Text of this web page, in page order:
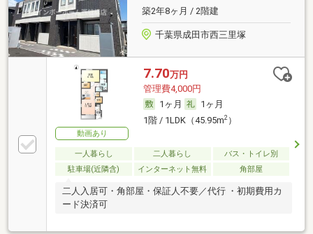
築2年8ヶ月 / 2階建
千葉県成田市西三里塚
動画あり
7.70万円
管理費4,000円
1ヶ月
1ヶ月
1階 / 1LDK（45.95m2）
一人暮らし 二人暮らし
バス・トイレ別
駐車場(近隣含)
インターネット無料 角部屋
二人入居可・角部屋・保証人不要／代行 ・初期費用カ
ード決済可